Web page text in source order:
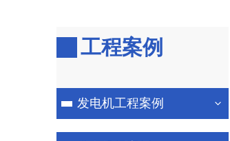
工程案例
发电机工程案例